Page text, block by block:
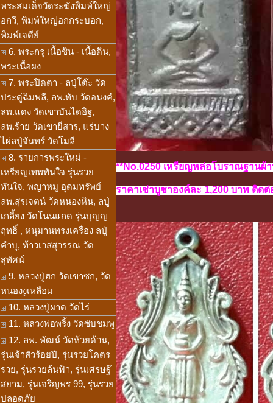
พระสมเด็จวัดระฆังพิมพ์ใหญ่
อกวี, พิมพ์ใหญ่อกกระบอก,
พิมพ์เจดีย์
6. พระกรุ เนื้อชิน - เนื้อดิน,
พระเนื้อผง
7. พระปิดตา - ลปุ่โต๊ะ วัด
ประดู่ฉิมพลี, ลพ.ทับ วัดอนงค์,
ลพ.แดง วัดเขาบันไดอิฐ,
ลพ.ร้าย วัดเขายี่สาร, แร่บาง
ไผ่ลปู่จันทร์ วัดโมลี
8. รายการพระใหม่ -
เหรียญเทพทันใจ รุ่นรวย
ทันใจ, พญาหมู อุดมทรัพย์
ลพ.สุรเจตน์ วัดหนองหิน, ลปู่
เกลี้ยง วัดโนนแกด รุ่นบุญญ
ฤทธิ์ , หนุมานทรงเครื่อง ลปู่
คำบุ, ท้าวเวสสุวรรณ วัด
สุทัศน์
9. หลวงปู่ฮก วัดเขาซก, วัด
หนองงูเหลือม
10. หลวงปู่ผาด วัดไร่
11. หลวงพ่อพริ้ง วัดซับชมพู
12. ลพ. พัฒน์ วัดห้วยด้วน,
รุ่นเจ้าสัวร้อยปี, รุ่นรวยโคตร
รวย, รุ่นรวยล้นฟ้า, รุ่นเศรษฐ๊
สยาม, รุ่นเจริญพร 99, รุ่นรวย
ปลอดภัย
**No.0250 เหรียญหล่อโบราณฐาน
ราคาเช่าบูชาองค์ละ 1,200 บาท ติด